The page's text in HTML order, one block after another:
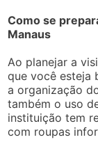
Como se
Manaus
Ao planejar a
que você esteja
a organização
também o uso
instituição tem
com roupas